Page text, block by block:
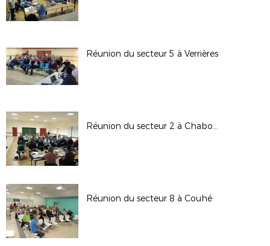
Réunion du secteur 5 à Verrières
Réunion du secteur 2 à Chabournay
Réunion du secteur 8 à Couhé